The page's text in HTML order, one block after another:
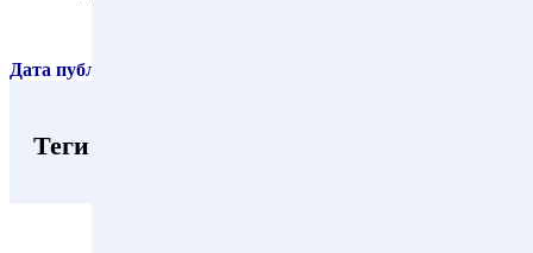
Дата публикации материала: 02.09.2024
Теги